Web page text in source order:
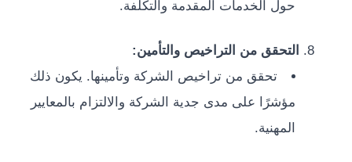
حول الخدمات المقدمة والتكلفة.
التحقق من التراخيص والتأمين:
تحقق من تراخيص الشركة وتأمينها. يكون ذلك
مؤشرًا على مدى جدية الشركة والالتزام بالمعايير